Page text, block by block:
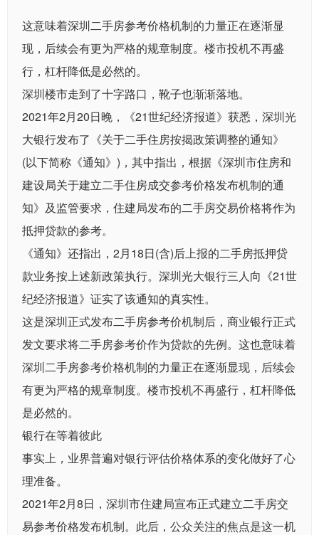
这意味着深圳二手房参考价格机制的力量正在逐渐显
现，后续会有更为严格的规章制度。楼市投机不再盛
行，杠杆降低是必然的。
深圳楼市走到了十字路口，靴子也渐渐落地。
2021年2月20日晚，《21世纪经济报道》获悉，深圳光
大银行发布了《关于二手住房按揭政策调整的通知》
(以下简称《通知》)，其中指出，根据《深圳市住房和
建设局关于建立二手住房成交参考价格发布机制的通
知》及监管要求，住建局发布的二手房交易价格将作为
抵押贷款的参考。
《通知》还指出，2月18日(含)后上报的二手房抵押贷
款业务按上述新政策执行。深圳光大银行三人向《21世
纪经济报道》证实了该通知的真实性。
这是深圳正式发布二手房参考价机制后，商业银行正式
发文要求将二手房参考价作为贷款的先例。这也意味着
深圳二手房参考价格机制的力量正在逐渐显现，后续会
有更为严格的规章制度。楼市投机不再盛行，杠杆降低
是必然的。
银行在等着彼此
事实上，业界普遍对银行评估价格体系的变化做好了心
理准备。
2021年2月8日，深圳市住建局宣布正式建立二手房交
易参考价格发布机制。此后，公众关注的焦点是这一机